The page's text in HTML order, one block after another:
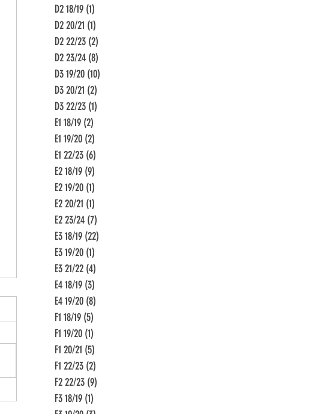
D2 18/19 (1)
D2 20/21 (1)
D2 22/23 (2)
D2 23/24 (8)
D3 19/20 (10)
D3 20/21 (2)
D3 22/23 (1)
E1 18/19 (2)
E1 19/20 (2)
E1 22/23 (6)
E2 18/19 (9)
E2 19/20 (1)
E2 20/21 (1)
E2 23/24 (7)
E3 18/19 (22)
E3 19/20 (1)
E3 21/22 (4)
E4 18/19 (3)
E4 19/20 (8)
F1 18/19 (5)
F1 19/20 (1)
F1 20/21 (5)
F1 22/23 (2)
F2 22/23 (9)
F3 18/19 (1)